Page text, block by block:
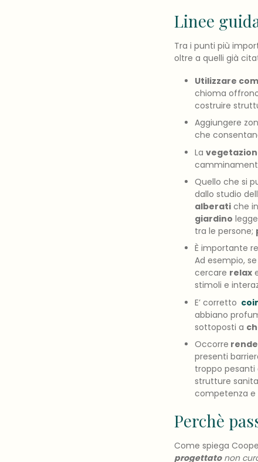
Linee
Tra i punti più
oltre a quelli già
Utilizzare
chioma
costruire
Aggiungere
che
La
Quello che si
dallo studio
alberati che
giardino
tra le persone;
È importante
Ad esempio,
cercare relax
stimoli e
E’ corretto
abbiano
sottoposti a
Occorre
presenti
troppo pesanti
strutture
competenza e
Perchè
Come spiega
progettatonon